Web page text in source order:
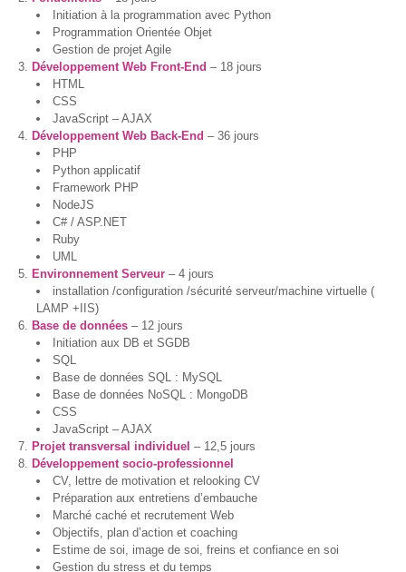
Initiation à la programmation avec Python
Programmation Orientée Objet
Gestion de projet Agile
Développement Web Front-End – 18 jours
HTML
CSS
JavaScript – AJAX
Développement Web Back-End – 36 jours
PHP
Python applicatif
Framework PHP
NodeJS
C# / ASP.NET
Ruby
UML
Environnement Serveur – 4 jours
installation /configuration /sécurité serveur/machine virtuelle (
LAMP +IIS)
Base de données – 12 jours
Initiation aux DB et SGDB
SQL
Base de données SQL : MySQL
Base de données NoSQL : MongoDB
CSS
JavaScript – AJAX
Projet transversal individuel – 12,5 jours
Développement socio-professionnel
CV, lettre de motivation et relooking CV
Préparation aux entretiens d’embauche
Marché caché et recrutement Web
Objectifs, plan d’action et coaching
Estime de soi, image de soi, freins et confiance en soi
Gestion du stress et du temps
Genre-
et-TIC
S’outiller
Box
Numérique
Fiches
outils
Box
Numérique
pour
l’Alpha
Carnet
pratique –
Gagner en
autonomie
avec le
numérique
Accès
pour
Toutes
Tous